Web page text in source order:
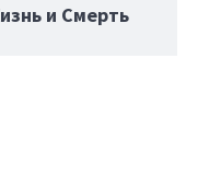
и Смерть